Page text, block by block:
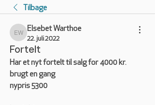
Tilbage
Elsebet Warthoe
Elsebet Warthoe
22. juli 2022
Fortelt
Har et nyt fortelt til salg for 4000 kr.
brugt en gang
nypris 5300